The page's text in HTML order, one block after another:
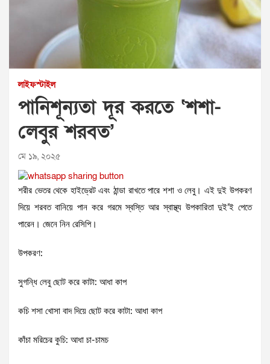
লাইফস্টাইল
পানিশূন্যতা দূর করতে ‘শশা-
লেবুর শরবত’
মে ১৯, ২০২৫
শরীর ভেতর থেকে হাইড্রেট এবং ঠান্ডা রাখতে পারে শশা ও লেবু। এই দুই উপকরণ
দিয়ে শরবত বানিয়ে পান করে গরমে স্বস্তি আর স্বাস্থ্য উপকারিতা দুই’ই পেতে
পারেন। জেনে নিন রেসিপি।
উপকরণ:
সুগন্ধি লেবু ছোট করে কাটা: আধা কাপ
কচি শসা খোসা বাদ দিয়ে ছোট করে কাটা: আধা কাপ
কাঁচা মরিচের কুচি: আধা চা-চামচ